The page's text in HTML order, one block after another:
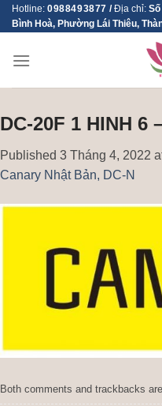
SkipHotline: 0988493877 /Địa chỉ:
Bình Hoà, Phường Lái Thiêu,
DC-20F 1 HINH 6
Published 3 Tháng 4, 2022
Canary Nhật Bản, DC-N
Both comments and trackbacks